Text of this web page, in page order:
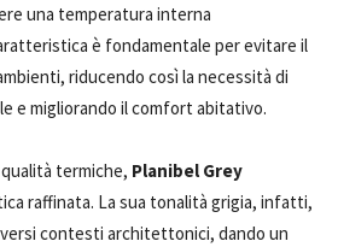
una temperatura interna
è fondamentale per evitare il
riducendo così la necessità di
e migliorando il comfort abitativo.
termiche, Planibel Grey
raffinata. La sua tonalità grigia, infatti,
contesti architettonici, dando un